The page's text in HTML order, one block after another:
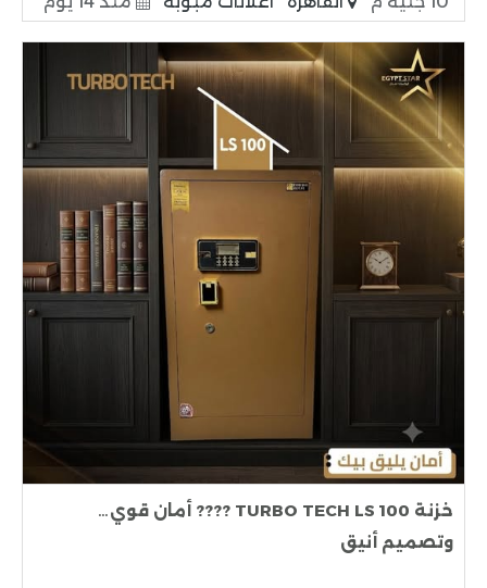
خزنة TURBO TECH LS 100 ???? أمان قوي…
وتصميم أنيق